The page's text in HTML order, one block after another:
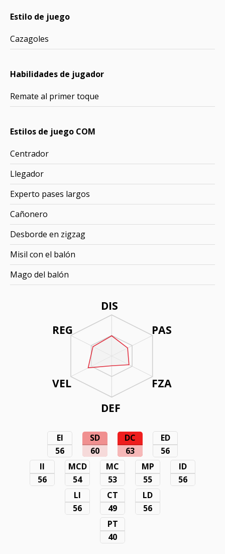
DIS
PAS
FZA
DEF
REG
VEL
EI
56
SD
60
DC
63
ED
56
II
56
MCD
54
MC
53
MP
55
ID
56
LI
56
CT
49
LD
56
PT
40
Estilo de juego
Cazagoles
Habilidades de jugador
Remate al primer toque
Estilos de juego COM
Centrador
Llegador
Experto pases largos
Cañonero
Desborde en zigzag
Misil con el balón
Mago del balón